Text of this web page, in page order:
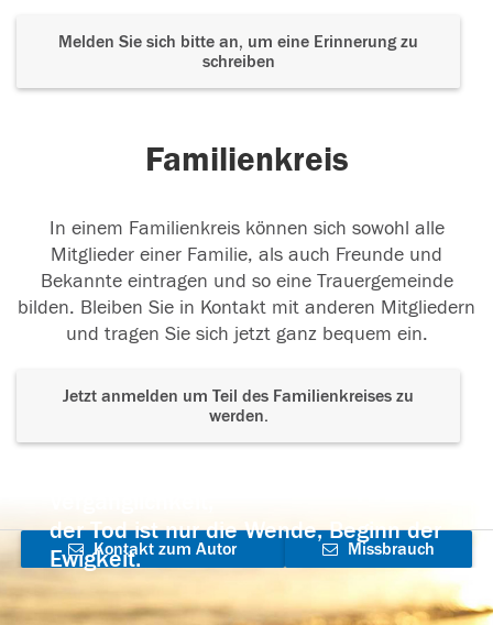
Melden Sie sich bitte an, um eine Erinnerung zu
schreiben
Familienkreis
In einem Familienkreis können sich sowohl alle
Mitglieder einer Familie, als auch Freunde und
Bekannte eintragen und so eine Trauergemeinde
bilden. Bleiben Sie in Kontakt mit anderen Mitgliedern
und tragen Sie sich jetzt ganz bequem ein.
Jetzt anmelden um Teil des Familienkreises zu
werden.
der Tod ist nur die Wende, Beginn der
Ewigkeit.
Kontakt zum Autor
aufnehmen
Missbrauch